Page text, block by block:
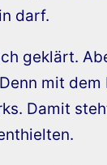
darf.
geklärt.
mit
Damit